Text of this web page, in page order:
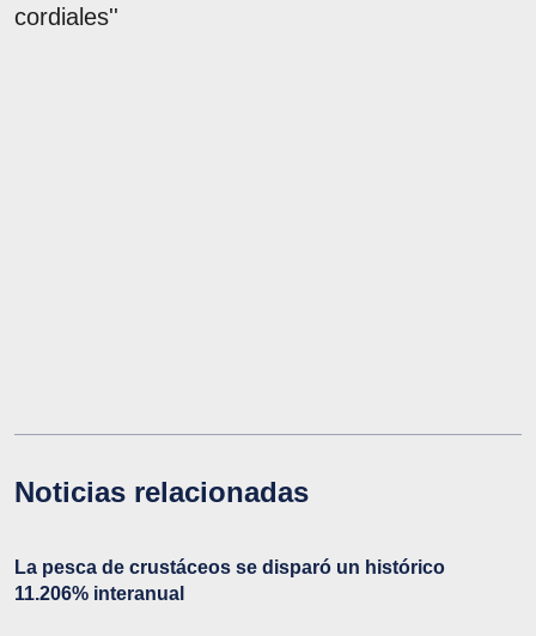
cordiales''
Noticias relacionadas
La pesca de crustáceos se disparó un histórico
11.206% interanual